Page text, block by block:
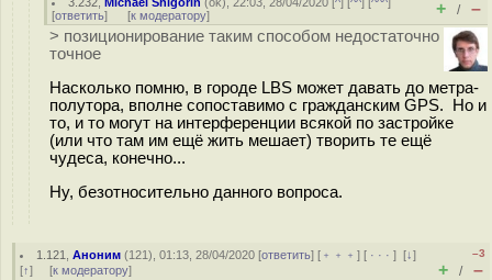
[ответить] [к модератору] + / –
> позиционирование таким способом недостаточно
точное
Насколько помню, в городе LBS может давать до метра-
полутора, вполне сопоставимо с гражданским GPS. Но и
то, и то могут на интерференции всякой по застройке
(или что там им ещё жить мешает) творить те ещё
чудеса, конечно...
Ну, безотносительно данного вопроса.
1.121 ,Аноним (121), 01:13, 28/04/2020 [ответить] [ ﹢﹢﹢] [ · · ·][↓]
[↑] [к модератору]
–3
+ / –